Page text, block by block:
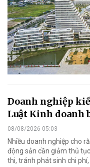
Doanh nghiệp
Luật Kinh doanh
08/08/2026 05:03
Nhiều doanh nghiệp cho
động sản cần giảm thủ
thi, tránh phát sinh chi